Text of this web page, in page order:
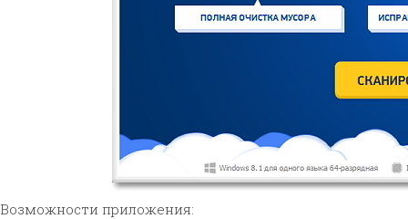
Возможности приложения: